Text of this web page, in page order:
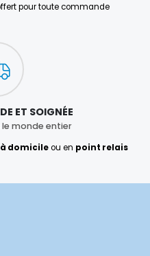
pour toute commande
ET SOIGNÉE
le monde entier
domicileou en point relais